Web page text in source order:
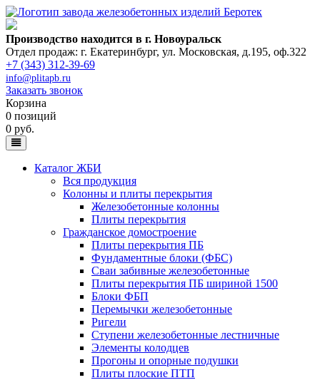
Производство находится в г. Новоуральск
Отдел продаж: г. Екатеринбург, ул. Московская, д.195, оф.322
+7 (343) 312-39-69
info@plitapb.ru
Заказать звонок
Корзина
0 позиций
0 руб.
Каталог ЖБИ
Вся продукция
Колонны и плиты перекрытия
Железобетонные колонны
Плиты перекрытия
Гражданское домостроение
Плиты перекрытия ПБ
Фундаментные блоки (ФБС)
Сваи забивные железобетонные
Плиты перекрытия ПБ шириной 1500
Блоки ФБП
Перемычки железобетонные
Ригели
Ступени железобетонные лестничные
Элементы колодцев
Прогоны и опорные подушки
Плиты плоские ПТП